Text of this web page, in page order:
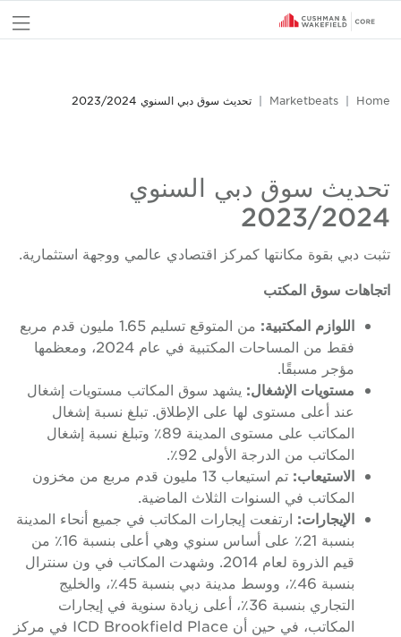
Home
Marketbeats تحديث سوق دبي السنوي 2023/2024
تحديث سوق دبي السنوي
2023/2024
تثبت دبي بقوة مكانتها كمركز اقتصادي عالمي ووجهة استثمارية.
اتجاهات سوق المكتب
اللوازم المكتبية:
من المتوقع تسليم 1.65 مليون قدم مربع
فقط من المساحات المكتبية في عام 2024، ومعظمها
مؤجر مسبقًا.
مستويات الإشغال: يشهد سوق المكاتب مستويات إشغال
عند أعلى مستوى لها على الإطلاق. تبلغ نسبة إشغال
المكاتب على مستوى المدينة 89٪ وتبلغ نسبة إشغال
المكاتب من الدرجة الأولى 92٪.
الاستيعاب:
تم استيعاب 13 مليون قدم مربع من مخزون
المكاتب في السنوات الثلاث الماضية.
الإيجارات: ارتفعت إيجارات المكاتب في جميع أنحاء المدينة
بنسبة 21٪ على أساس سنوي وهي أعلى بنسبة 16٪ من
قيم الذروة لعام 2014. وشهدت المكاتب في ون سنترال
بنسبة 46٪، ووسط مدينة دبي بنسبة 45٪، والخليج
التجاري بنسبة 36٪، أعلى زيادة سنوية في إيجارات
المكاتب، في حين أن ICD Brookfield Place في مركز